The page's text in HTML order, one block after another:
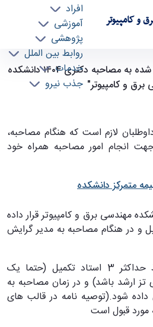
و کامپیوتر
افراد
آموزشی
پژوهشی
روابط بین الملل
خدمات
جذب نیرو
شده نیمه متمرکز به
دکتری ١٤٠4 دانشکده مهندسی برق و
"قابل توجه داوطلبین دعوت شده به مصاحبه دکتری ١٤٠4 دانشکده
برق و کامپیوتر"
لازم است که هنگام مصاحبه،
انجام امور مصاحبه همراه خود
مهندسی برق و کامپیوتر قرار داده
شماره 1 را تکمیل و در هنگام مصاحبه به مدیر گرایش
هم توسط حداکثر 3 استاد تکمیل (حتما یک
تز ارشد باشد) و در زمان مصاحبه به
شود.(توصیه نامه در قالب های
مورد قبول است